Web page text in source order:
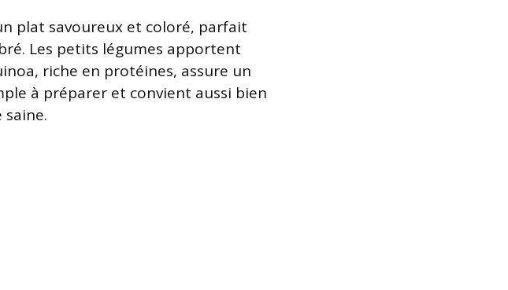
plat savoureux et coloré, parfait
Les petits légumes apportent
riche en protéines, assure un
à préparer et convient aussi bien
saine.